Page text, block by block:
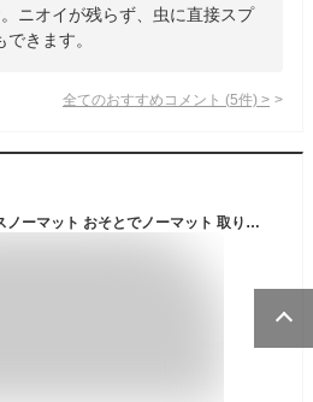
ニオイが残らず、虫に直接スプ
きます。
全てのおすすめコメント (5件) >
【Amazon.co.jp限定】アースノーマット おそとでノーマット 取り換え 蚊除け 2枚入り